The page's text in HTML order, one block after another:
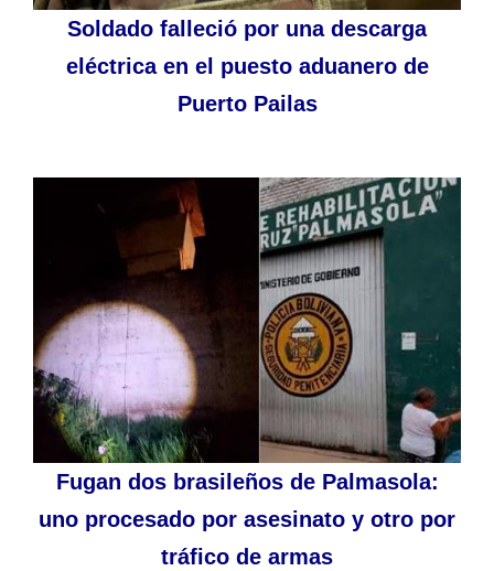
Soldado falleció por una descarga
eléctrica en el puesto aduanero de
Puerto Pailas
Fugan dos brasileños de Palmasola:
uno procesado por asesinato y otro por
tráfico de armas